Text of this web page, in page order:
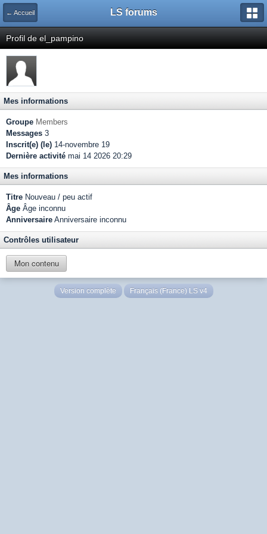
← Accueil LS forums
Profil de el_pampino
Mes informations
Groupe Members
Messages 3
Inscrit(e) (le) 14-novembre 19
Dernière activité mai 14 2026 20:29
Mes informations
Titre Nouveau / peu actif
Âge Âge inconnu
Anniversaire Anniversaire inconnu
Contrôles utilisateur
Mon contenu
Version complète Français (France) LS v4